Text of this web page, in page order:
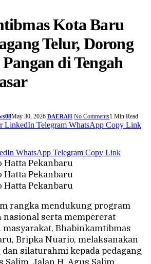
Kota Baru
Telur, Dorong
di Tengah
May 30, 2026 DAERAH No Comments1 Min Read
LinkedIn Telegram WhatsApp Copy Link
WhatsApp Telegram Copy Link
rangka mendukung program
nasional serta mempererat
Bhabinkamtibmas
Bripka Nuario, melaksanakan
silaturahmi kepada pedagang